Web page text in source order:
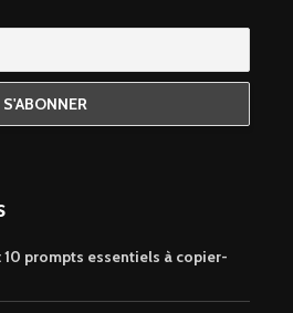
10 prompts essentiels à copier-